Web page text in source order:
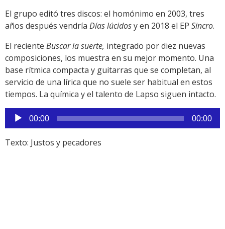
El grupo editó tres discos: el homónimo en 2003, tres
años después vendría Días lúcidosy en 2018 el EP Sincro.
El reciente Buscar la suerte, integrado por diez nuevas
composiciones, los muestra en su mejor momento. Una
base rítmica compacta y guitarras que se completan, al
servicio de una lírica que no suele ser habitual en estos
tiempos. La química y el talento de Lapso siguen intacto.
Reproductor
de
audio
00:00 00:00
Texto: Justos y pecadores